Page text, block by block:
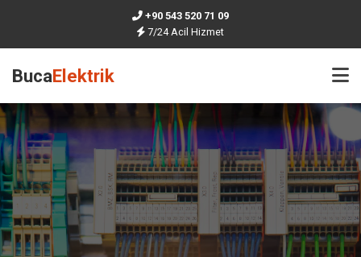
+90 543 520 71 09
7/24 Acil Hizmet
BucaElektrik